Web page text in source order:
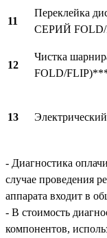
11
Переклейка
СЕРИЙ FOLD/
12
Чистка
FOLD/
13
- Диагностика
случае проведения
аппарата входит в
- В стоимость
компонентов,